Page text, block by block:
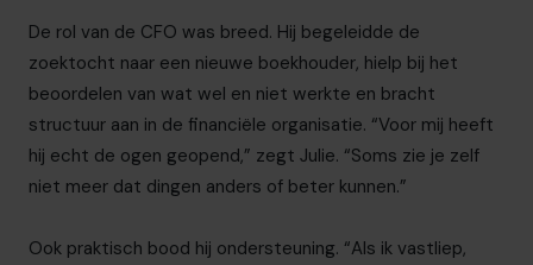
De rol van de CFO was breed. Hij begeleidde de
zoektocht naar een nieuwe boekhouder, hielp bij het
beoordelen van wat wel en niet werkte en bracht
structuur aan in de financiële organisatie. “Voor mij heeft
hij echt de ogen geopend,” zegt Julie. “Soms zie je zelf
niet meer dat dingen anders of beter kunnen.”
Ook praktisch bood hij ondersteuning. “Als ik vastliep,